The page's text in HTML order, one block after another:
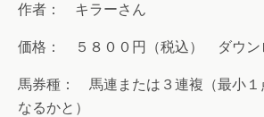
作者： キラーさん
価格： ５８００円（税込） ダウ
馬券種： 馬連または３連複（最小１
なるかと）